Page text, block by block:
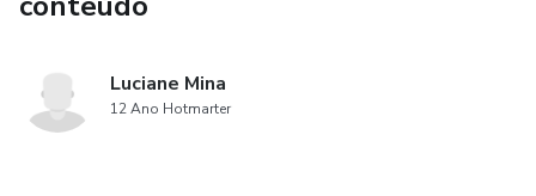
✨ Prepare-se para viver a magia de criar com clareza e
Ao assistir a cada etapa, permita-se sentir, compreender e
agir a partir da sua essência — é nela que a verdadeira
Luciane Mina
12 Ano Hotmarter